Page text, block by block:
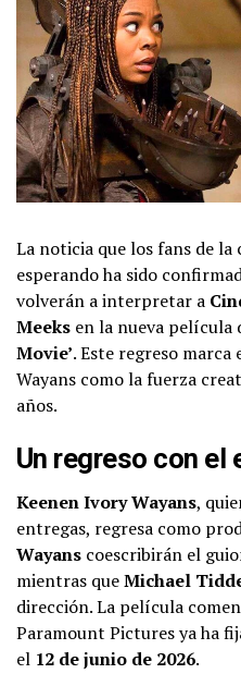
La noticia que los fans de
esperando ha sido
volverán a interpretar a
Meeks en la nueva película
Movie’. Este regreso
Wayans como la fuerza
años.
Un regreso con el
Keenen Ivory Wayans,
entregas, regresa como
Wayans coescribirán el
mientras queMichael
dirección. La película
Paramount Pictures ya ha
el 12 de junio de 2026.